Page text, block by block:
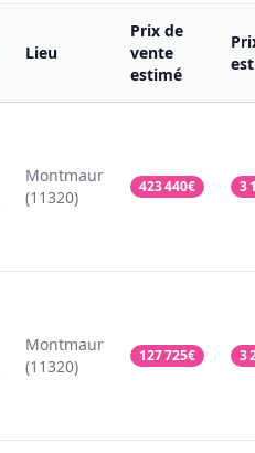
Lieu
Prix de
vente
estimé
Montmaur
(11320)
423 440€ 3
Montmaur
(11320)
127 725€ 3